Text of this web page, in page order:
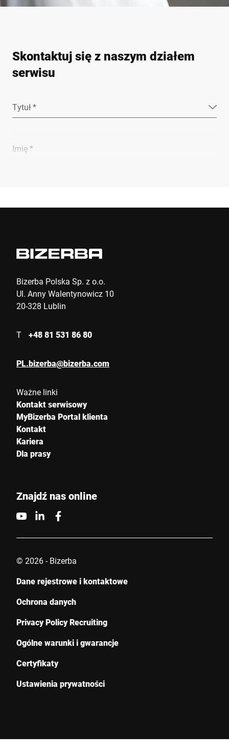
Skontaktuj się z naszym działem
serwisu
Tytuł *
Imię *
Kraj *
E-mail *
Numer seryjny
Wiadomość *
Niniejszym potwierdzam, że zgadzam się na wykorzystanie
moich danych do przetworzenia tego żądania Dalsze informacje
można znaleźć w
Bizerba Polska Sp. z o.o.
Ul. Anny Walentynowicz 10
20-328 Lublin
T +48 81 531 86 80
PL.bizerba@bizerba.com
Ważne linki
Kontakt serwisowy
MyBizerba Portal klienta
Kontakt
Kariera
Dla prasy
Znajdź nas online
© 2026 - Bizerba
Dane rejestrowe i kontaktowe
Ochrona danych
Privacy Policy Recruiting
Ogólne warunki i gwarancje
Certyfikaty
Ustawienia prywatności